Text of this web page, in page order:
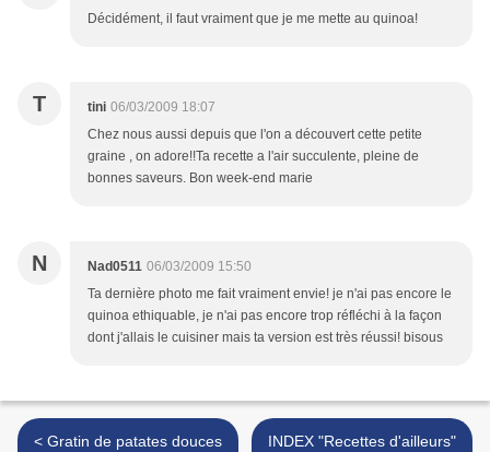
Décidément, il faut vraiment que je me mette au quinoa!
T tini 06/03/2009 18:07
Chez nous aussi depuis que l'on a découvert cette petite
graine , on adore!!Ta recette a l'air succulente, pleine de
bonnes saveurs. Bon week-end marie
N Nad0511 06/03/2009 15:50
Ta dernière photo me fait vraiment envie! je n'ai pas encore le
quinoa ethiquable, je n'ai pas encore trop réfléchi à la façon
dont j'allais le cuisiner mais ta version est très réussi! bisous
< Gratin de patates douces
INDEX "Recettes d'ailleurs"